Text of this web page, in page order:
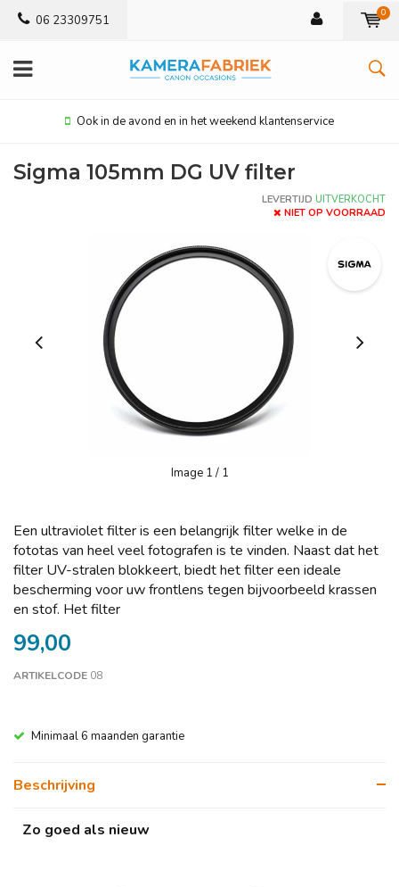
06 23309751 0
Ook in de avond en in het weekend klantenservice
Sigma 105mm DG UV filter
LEVERTIJD UITVERKOCHT
NIET OP VOORRAAD
Image 1 / 1
Een ultraviolet filter is een belangrijk filter welke in de
fototas van heel veel fotografen is te vinden. Naast dat het
filter UV-stralen blokkeert, biedt het filter een ideale
bescherming voor uw frontlens tegen bijvoorbeeld krassen
en stof. Het filter
99,00
ARTIKELCODE 08
Minimaal 6 maanden garantie
Beschrijving
Zo goed als nieuw